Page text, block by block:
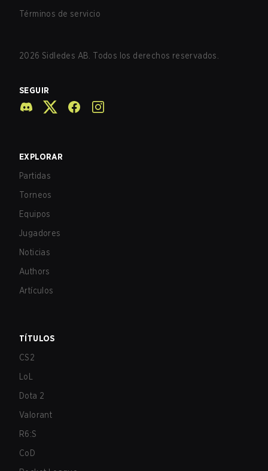
Términos de servicio
2026 Sidledes AB. Todos los derechos reservados.
SEGUIR
EXPLORAR
Partidas
Torneos
Equipos
Jugadores
Noticias
Authors
Artículos
TÍTULOS
CS2
LoL
Dota 2
Valorant
R6:S
CoD